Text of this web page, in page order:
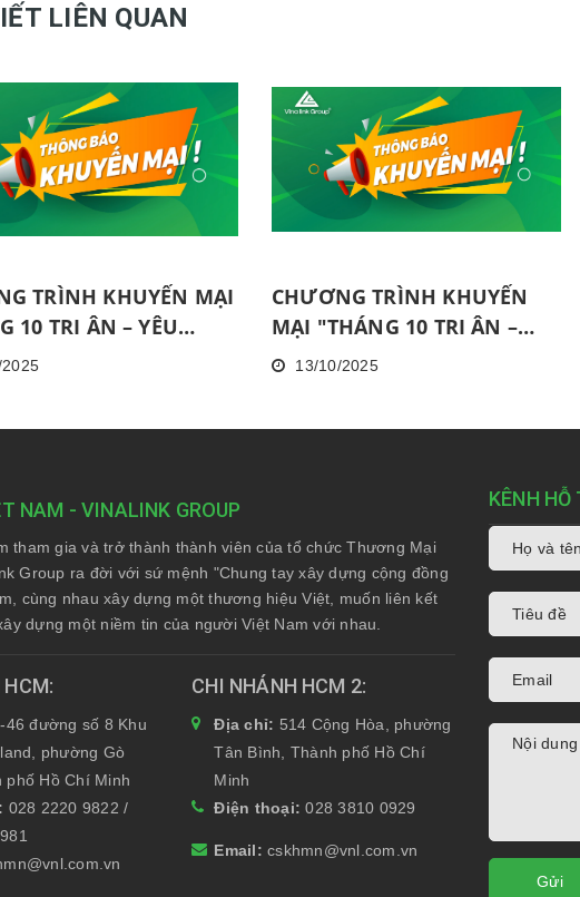
LIÊN QUAN
TRÌNH KHUYẾN MẠI
10 TRI ÂN – YÊU
LAN TỎA 1" ÁP
CHƯƠNG TRÌNH KHUYẾN
MẠI "THÁNG 10 TRI ÂN –
YÊU THƯƠNG LAN TỎA" ÁP
13/10/2025
NAM - VINALINK GROUP
tham gia và trở thành thành viên của tổ chức Thương Mại
Group ra đời với sứ mệnh "Chung tay xây dựng cộng đồng
cùng nhau xây dựng một thương hiệu Việt, muốn liên kết
dựng một niềm tin của người Việt Nam với nhau.
HCM
46 đường số 8 Khu
phường Gò
phố Hồ Chí Minh
028 2220 9822 /
CHI NHÁNH HCM 2
Địa chỉ: 514 Cộng Hòa, phường
Tân Bình, Thành phố Hồ Chí
Minh
Điện thoại:028 3810 0929
Email:cskhmn@vnl.com.vn
KÊNH HỖ
Gửi